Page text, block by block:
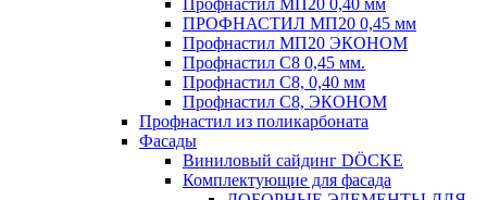
Профнастил МП20 0,40 мм
ПРОФНАСТИЛ МП20 0,45 мм
Профнастил МП20 ЭКОНОМ
Профнастил С8 0,45 мм.
Профнастил С8, 0,40 мм
Профнастил С8, ЭКОНОМ
Профнастил из поликарбоната
Фасады
Виниловый сайдинг DÖCKE
Комплектующие для фасада